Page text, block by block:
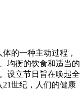
的一种主动过程，
均衡的饮食和适当的
设立节日旨在唤起全
世纪，人们的健康